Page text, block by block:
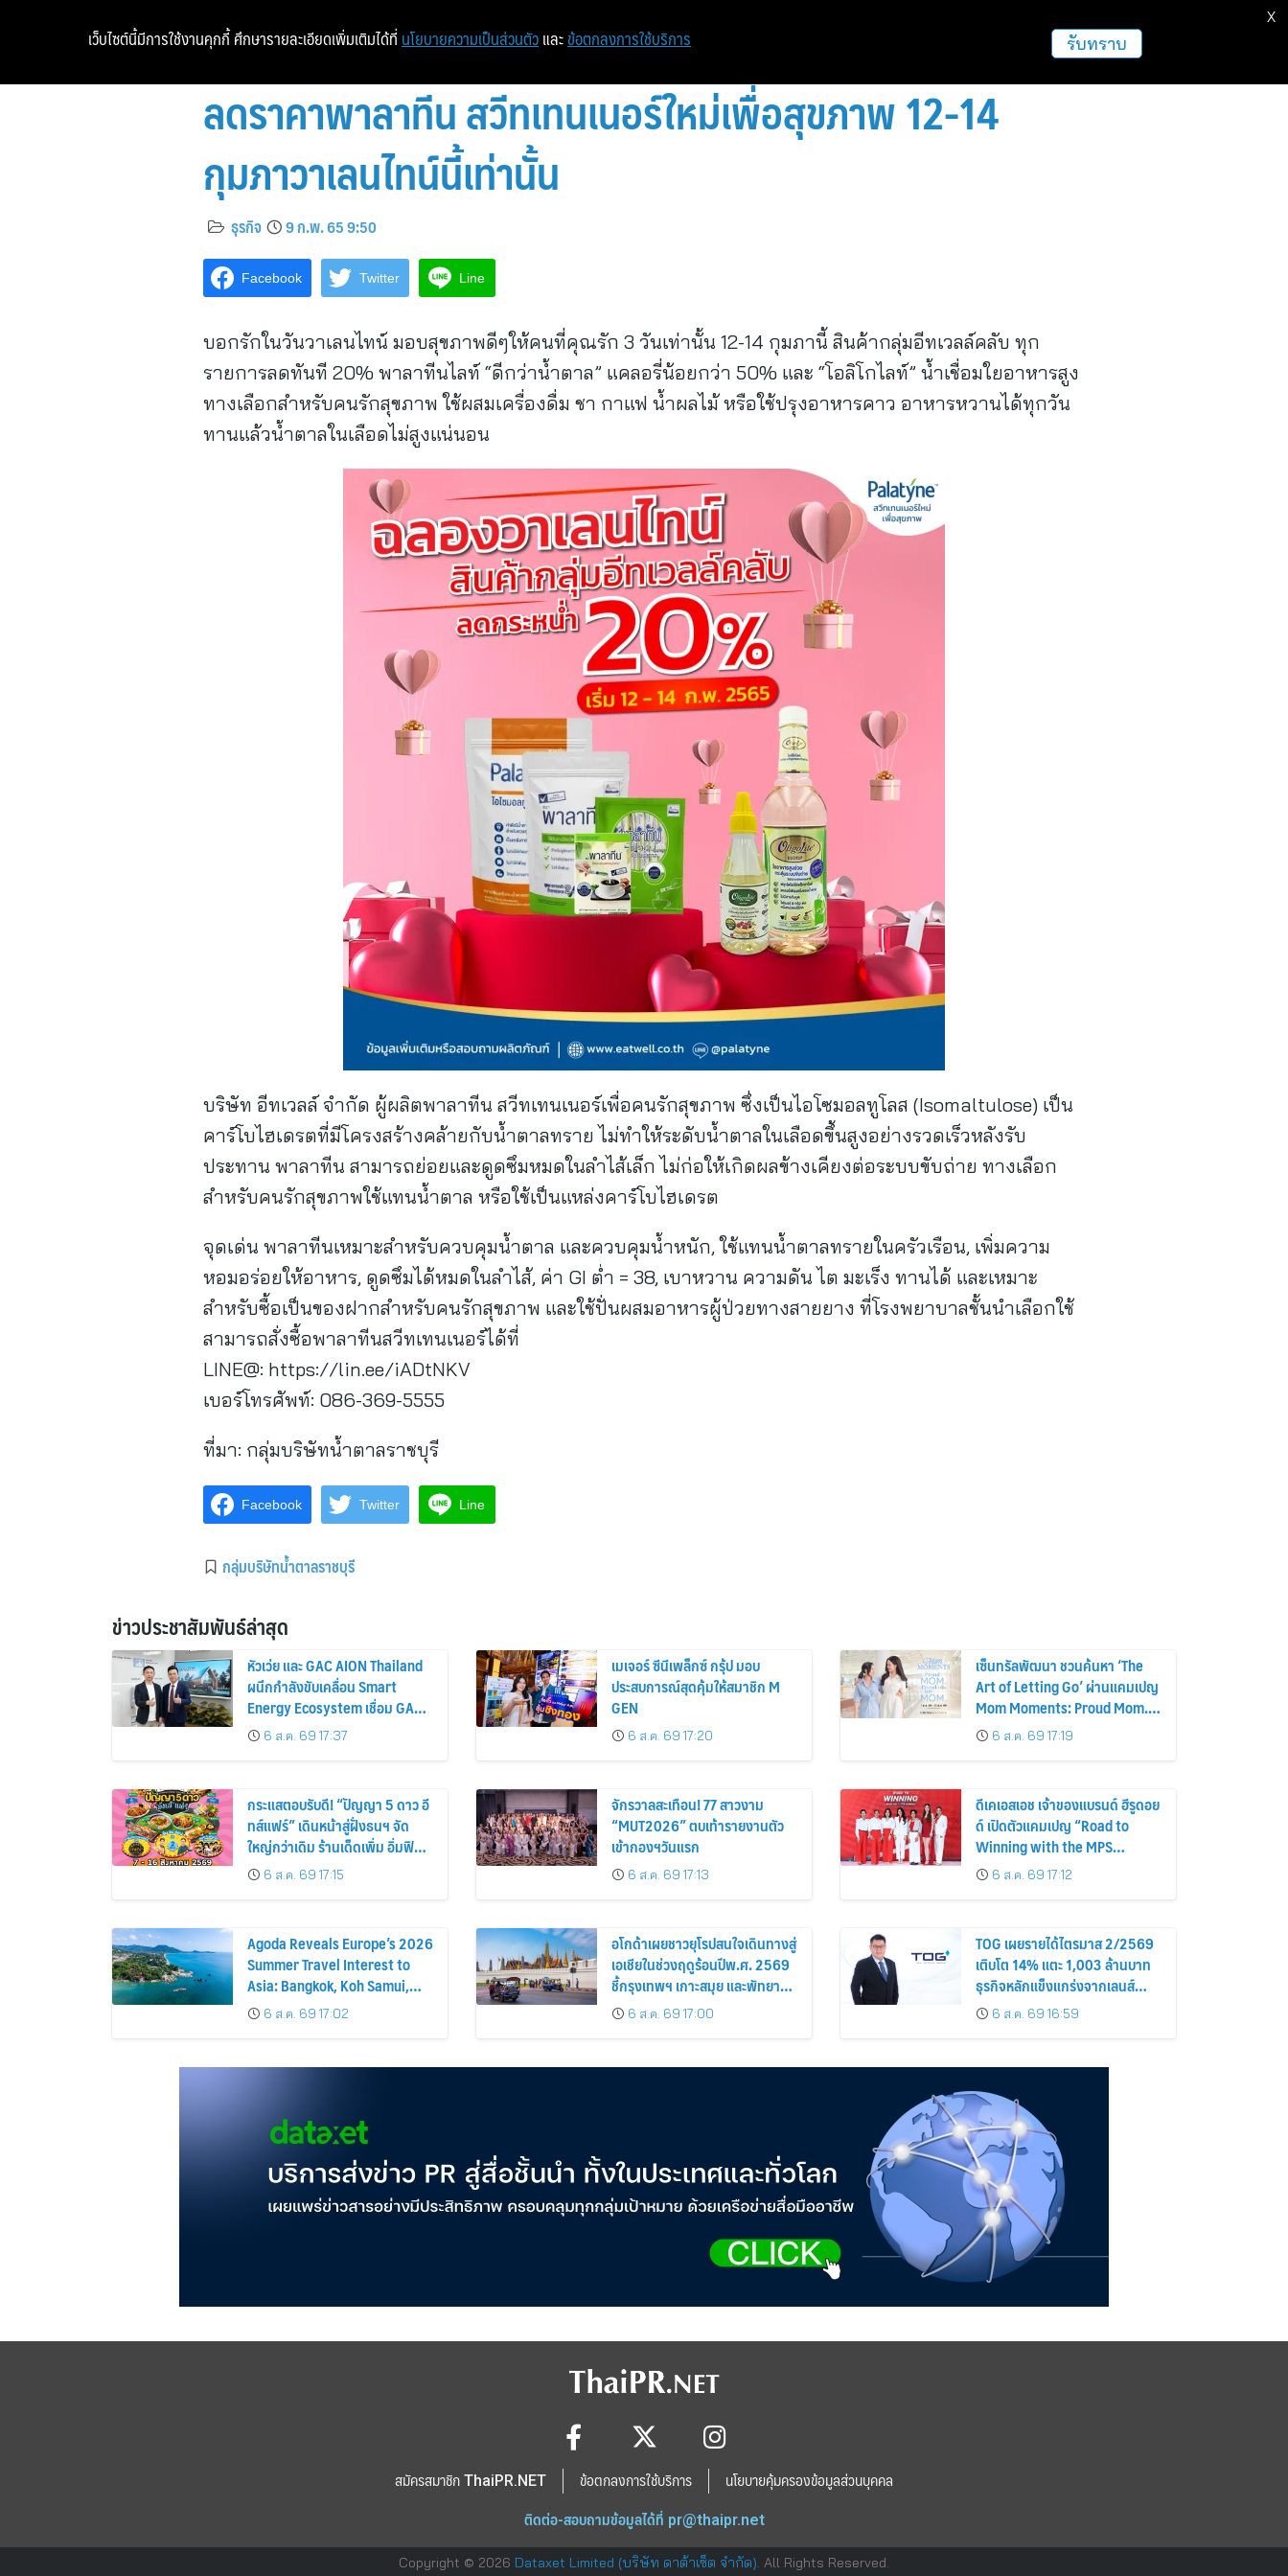
หน้าแรก ท่องเที่ยว ฝากข่าวประชาสัมพันธ์
ลดราคาพาลาทีน สวีทเทนเนอร์ใหม่เพื่อสุขภาพ 12-14
กุมภาวาเลนไทน์นี้เท่านั้น
ธุรกิจ 9 ก.พ. 65 9:50
Facebook Twitter Line
บอกรักในวันวาเลนไทน์ มอบสุขภาพดีๆให้คนที่คุณรัก 3 วันเท่านั้น 12-14 กุมภานี้ สินค้ากลุ่มอีทเวลล์คลับ ทุก
รายการลดทันที 20% พาลาทีนไลท์ “ดีกว่าน้ำตาล” แคลอรี่น้อยกว่า 50% และ “โอลิโกไลท์” น้ำเชื่อมใยอาหารสูง
ทางเลือกสำหรับคนรักสุขภาพ ใช้ผสมเครื่องดื่ม ชา กาแฟ น้ำผลไม้ หรือใช้ปรุงอาหารคาว อาหารหวานได้ทุกวัน
ทานแล้วน้ำตาลในเลือดไม่สูงแน่นอน
บริษัท อีทเวลล์ จำกัด ผู้ผลิตพาลาทีน สวีทเทนเนอร์เพื่อคนรักสุขภาพ ซึ่งเป็นไอโซมอลทูโลส (Isomaltulose) เป็น
คาร์โบไฮเดรตที่มีโครงสร้างคล้ายกับน้ำตาลทราย ไม่ทำให้ระดับน้ำตาลในเลือดขึ้นสูงอย่างรวดเร็วหลังรับ
ประทาน พาลาทีน สามารถย่อยและดูดซึมหมดในลำไส้เล็ก ไม่ก่อให้เกิดผลข้างเคียงต่อระบบขับถ่าย ทางเลือก
สำหรับคนรักสุขภาพใช้แทนน้ำตาล หรือใช้เป็นแหล่งคาร์โบไฮเดรต
จุดเด่น พาลาทีนเหมาะสำหรับควบคุมน้ำตาล และควบคุมน้ำหนัก, ใช้แทนน้ำตาลทรายในครัวเรือน, เพิ่มความ
หอมอร่อยให้อาหาร, ดูดซึมได้หมดในลำไส้, ค่า GI ต่ำ = 38, เบาหวาน ความดัน ไต มะเร็ง ทานได้ และเหมาะ
สำหรับซื้อเป็นของฝากสำหรับคนรักสุขภาพ และใช้ปั่นผสมอาหารผู้ป่วยทางสายยาง ที่โรงพยาบาลชั้นนำเลือกใช้
สามารถสั่งซื้อพาลาทีนสวีทเทนเนอร์ได้ที่
LINE@: https://lin.ee/iADtNKV
เบอร์โทรศัพท์: 086-369-5555
ที่มา: กลุ่มบริษัทน้ำตาลราชบุรี
Facebook Twitter Line
กลุ่มบริษัทน้ำตาลราชบุรี
ข่าวประชาสัมพันธ์ล่าสุด
หัวเว่ย และ GAC AION Thailand
ผนึกกำลังขับเคลื่อน Smart
Energy Ecosystem เชื่อม GAC
GN8 PHEV รถยนต์ MPV ระดับ
พรีเมียม เข้ากับพลังงานแสง
6 ส.ค. 69 17:37
เมเจอร์ ซีนีเพล็กซ์ กรุ้ป มอบ
ประสบการณ์สุดคุ้มให้สมาชิก M
GEN
6 ส.ค. 69 17:20
เซ็นทรัลพัฒนา ชวนค้นหา ‘The
Art of Letting Go’ ผ่านแคมเปญ
Mom Moments: Proud Mom.
Proud of My Mom.
6 ส.ค. 69 17:19
กระแสตอบรับดี! “ปัญญา 5 ดาว อี
ทส์แฟร์” เดินหน้าสู่ฝั่งธนฯ จัด
ใหญ่กว่าเดิม ร้านเด็ดเพิ่ม อิ่มฟิน
10 วันเต็ม!
6 ส.ค. 69 17:15
จักรวาลสะเทือน! 77 สาวงาม
“MUT2026” ตบเท้ารายงานตัว
เข้ากองฯวันแรก
6 ส.ค. 69 17:13
ดีเคเอสเอช เจ้าของแบรนด์ ฮีรูดอย
ด์ เปิดตัวแคมเปญ “Road to
Winning with the MPS
Science”
6 ส.ค. 69 17:12
Agoda Reveals Europe’s 2026
Summer Travel Interest to
Asia: Bangkok, Koh Samui,
and Pattaya Among the Top
Cities
6 ส.ค. 69 17:02
อโกด้าเผยชาวยุโรปสนใจเดินทางสู่
เอเชียในช่วงฤดูร้อนปีพ.ศ. 2569
ชี้กรุงเทพฯ เกาะสมุย และพัทยา
ติดอันดับเมืองยอดนิยม
6 ส.ค. 69 17:00
TOG เผยรายได้ไตรมาส 2/2569
เติบโต 14% แตะ 1,003 ล้านบาท
ธุรกิจหลักแข็งแกร่งจากเลนส์
มูลค่าเพิ่ม และการขยายตลาดต่าง
ประเทศ พร้อมเดินหน้าลงทุนเพื่อ
6 ส.ค. 69 16:59
สมัครสมาชิก ThaiPR.NET ข้อตกลงการใช้บริการ นโยบายคุ้มครองข้อมูลส่วนบุคคล
ติดต่อ-สอบถามข้อมูลได้ที่ pr@thaipr.net
Copyright © 2026 Dataxet Limited (บริษัท ดาต้าเซ็ต จำกัด). All Rights Reserved.
เว็บไซต์นี้มีการใช้งานคุกกี้ ศึกษารายละเอียดเพิ่มเติมได้ที่ นโยบายความเป็นส่วนตัว และ ข้อตกลงการใช้บริการ รับทราบ
X